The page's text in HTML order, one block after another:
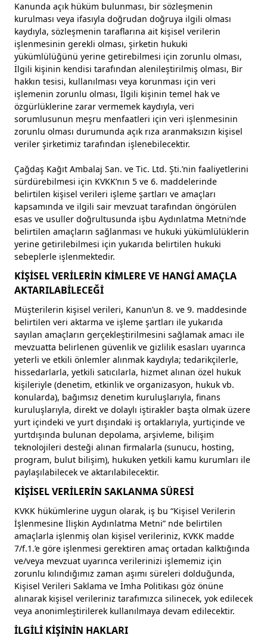
Kanunda açık hüküm bulunması, bir sözleşmenin
kurulması veya ifasıyla doğrudan doğruya ilgili olması
kaydıyla, sözleşmenin taraflarına ait kişisel verilerin
işlenmesinin gerekli olması, şirketin hukuki
yükümlülüğünü yerine getirebilmesi için zorunlu olması,
İlgili kişinin kendisi tarafından alenileştirilmiş olması, Bir
hakkın tesisi, kullanılması veya korunması için veri
işlemenin zorunlu olması, İlgili kişinin temel hak ve
özgürlüklerine zarar vermemek kaydıyla, veri
sorumlusunun meşru menfaatleri için veri işlenmesinin
zorunlu olması durumunda açık rıza aranmaksızın kişisel
veriler şirketimiz tarafından işlenebilecektir.
Çağdaş Kağıt Ambalaj San. ve Tic. Ltd. Şti.’nin faaliyetlerini
sürdürebilmesi için KVKK’nın 5 ve 6. maddelerinde
belirtilen kişisel verileri işleme şartları ve amaçları
kapsamında ve ilgili sair mevzuat tarafından öngörülen
esas ve usuller doğrultusunda işbu Aydınlatma Metni’nde
belirtilen amaçların sağlanması ve hukuki yükümlülüklerin
yerine getirilebilmesi için yukarıda belirtilen hukuki
sebeplerle işlenmektedir.
KİŞİSEL VERİLERİN KİMLERE VE HANGİ AMAÇLA
AKTARILABİLECEĞİ
Müşterilerin kişisel verileri, Kanun’un 8. ve 9. maddesinde
belirtilen veri aktarma ve işleme şartları ile yukarıda
sayılan amaçların gerçekleştirilmesini sağlamak amacı ile
mevzuatta belirlenen güvenlik ve gizlilik esasları uyarınca
yeterli ve etkili önlemler alınmak kaydıyla; tedarikçilerle,
hissedarlarla, yetkili satıcılarla, hizmet alınan özel hukuk
kişileriyle (denetim, etkinlik ve organizasyon, hukuk vb.
konularda), bağımsız denetim kuruluşlarıyla, finans
kuruluşlarıyla, direkt ve dolaylı iştirakler başta olmak üzere
yurt içindeki ve yurt dışındaki iş ortaklarıyla, yurtiçinde ve
yurtdışında bulunan depolama, arşivleme, bilişim
teknolojileri desteği alınan firmalarla (sunucu, hosting,
program, bulut bilişim), hukuken yetkili kamu kurumları ile
paylaşılabilecek ve aktarılabilecektir.
KİŞİSEL VERİLERİN SAKLANMA SÜRESİ
KVKK hükümlerine uygun olarak, iş bu “Kişisel Verilerin
İşlenmesine İlişkin Aydınlatma Metni” nde belirtilen
amaçlarla işlenmiş olan kişisel verileriniz, KVKK madde
7/f.1.’e göre işlenmesi gerektiren amaç ortadan kalktığında
ve/veya mevzuat uyarınca verilerinizi işlememiz için
zorunlu kılındığımız zaman aşımı süreleri dolduğunda,
Kişisel Verileri Saklama ve İmha Politikası göz önüne
alınarak kişisel verileriniz tarafımızca silinecek, yok edilecek
veya anonimleştirilerek kullanılmaya devam edilecektir.
İLGİLİ KİŞİNİN HAKLARI